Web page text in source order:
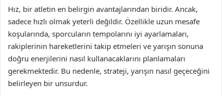
Hız, bir atletin en belirgin avantajlarından biridir. Ancak,
sadece hızlı olmak yeterli değildir. Özellikle uzun mesafe
koşularında, sporcuların tempolarını iyi ayarlamaları,
rakiplerinin hareketlerini takip etmeleri ve yarışın sonuna
doğru enerjilerini nasıl kullanacaklarını planlamaları
gerekmektedir. Bu nedenle, strateji, yarışın nasıl geçeceğini
belirleyen bir unsurdur.